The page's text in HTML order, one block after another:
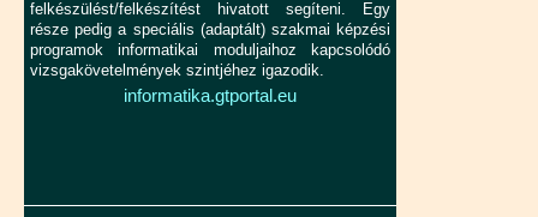
felkészülést/felkészítést hivatott segíteni. Egy
része pedig a speciális (adaptált) szakmai képzési
programok informatikai moduljaihoz kapcsolódó
vizsgakövetelmények szintjéhez igazodik.
informatika.gtportal.eu